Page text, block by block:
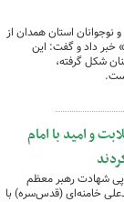
استان همدان از
خبر داد و گفت: این
شکل گرفته،
و امید با امام
پی شهادت رهبر معظم
خامنه‌ای (قدس‌سره) با